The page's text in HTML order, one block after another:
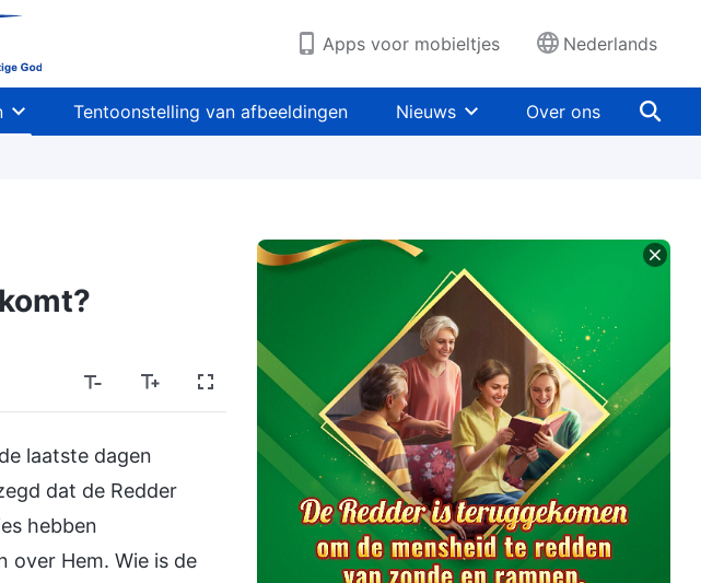
Apps voor mobieltjes Nederlands
Tentoonstelling van afbeeldingen Nieuws Over ons
laatste dagen
dat de Redder
hebben
over Hem. Wie is de